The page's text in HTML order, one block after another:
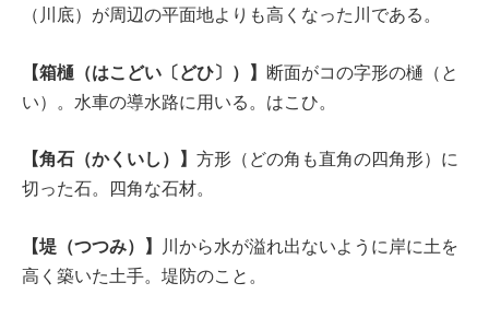
（川底）が周辺の平面地よりも高くなった川である。
【箱樋（はこどい〔どひ〕）】 断面がコの字形の樋（と
い）。水車の導水路に用いる。はこひ。
【角石（かくいし）】 方形（どの角も直角の四角形）に
切った石。四角な石材。
【堤（つつみ）】 川から水が溢れ出ないように岸に土を
高く築いた土手。堤防のこと。